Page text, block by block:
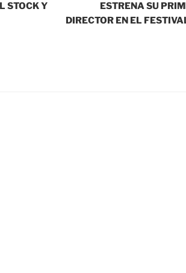
STOCK Y
ESTRENA SU
DIRECTOR EN EL